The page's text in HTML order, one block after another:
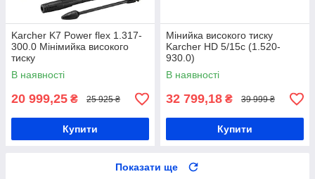
Karcher K7 Power flex 1.317-
300.0 Мінімийка високого
тиску
В наявності
20 999,25 ₴ 25 925 ₴
Купити
Мінийка високого тиску
Karcher HD 5/15c (1.520-
930.0)
В наявності
32 799,18 ₴ 39 999 ₴
Купити
Показати ще